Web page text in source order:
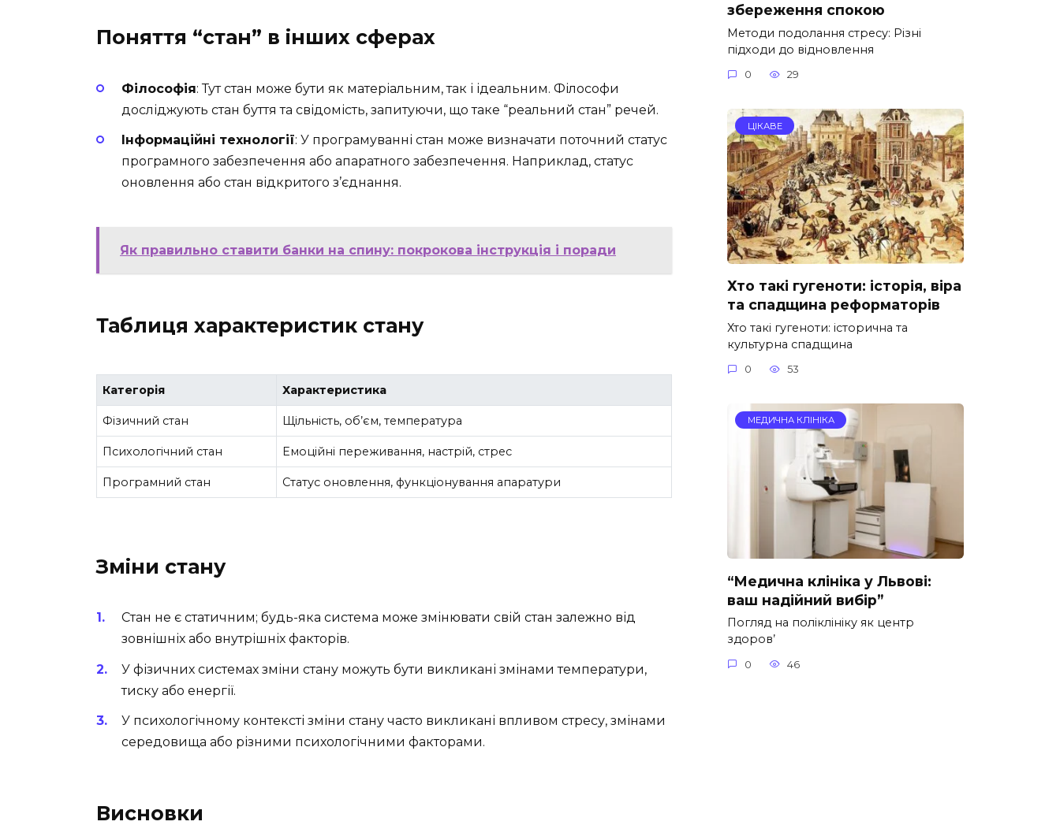
Поняття “стан” в інших сферах
Філософія: Тут стан може бути як матеріальним, так і ідеальним. Філософи
досліджують стан буття та свідомість, запитуючи, що таке “реальний стан” речей.
Інформаційні технології: У програмуванні стан може визначати поточний статус
програмного забезпечення або апаратного забезпечення. Наприклад, статус
оновлення або стан відкритого з’єднання.
Як правильно ставити банки на спину: покрокова інструкція і поради
Таблиця характеристик стану
Категорія Характеристика
Фізичний стан Щільність, об’єм, температура
Психологічний стан Емоційні переживання, настрій, стрес
Програмний стан Статус оновлення, функціонування апаратури
Зміни стану
Стан не є статичним; будь-яка система може змінювати свій стан залежно від
зовнішніх або внутрішніх факторів.
У фізичних системах зміни стану можуть бути викликані змінами температури,
тиску або енергії.
У психологічному контексті зміни стану часто викликані впливом стресу, змінами
середовища або різними психологічними факторами.
Висновки
збереження спокою
Методи подолання стресу: Різні
підходи до відновлення
0 29
ЦІКАВЕ
Хто такі гугеноти: історія, віра
та спадщина реформаторів
Хто такі гугеноти: історична та
культурна спадщина
0 53
МЕДИЧНА КЛІНІКА
“Медична клініка у Львові:
ваш надійний вибір”
Погляд на поліклініку як центр
здоров’
0 46